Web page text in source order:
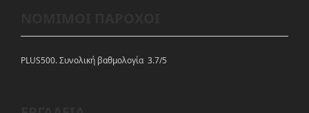
PLUS500. Συνολική βαθμολογία 3.7/5